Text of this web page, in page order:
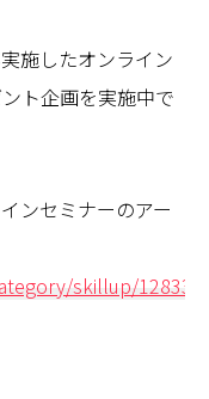
施したオンライン
ト企画を実施中で
ンセミナーのアー
skillup/